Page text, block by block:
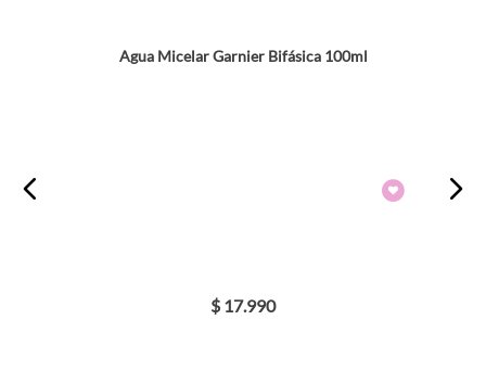
Agua Micelar Garnier Bifásica 100ml
$ 17.990